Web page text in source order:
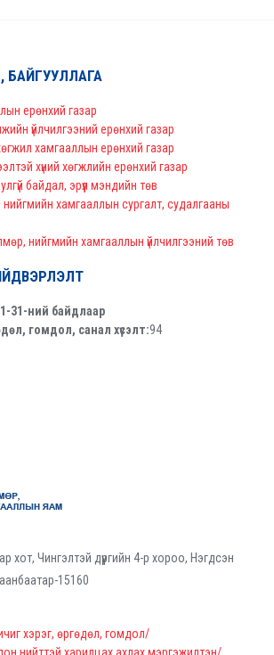
БАЙГУУЛЛАГА
ерөнхий газар
үйлчилгээний ерөнхий газар
хөгжил хамгааллын ерөнхий газар
хүний хөгжлийн ерөнхий газар
байдал, эрүүл мэндийн төв
нийгмийн хамгааллын сургалт, судалгааны
нийгмийн хамгааллын үйлчилгээний төв
31-ний байдлаар
гомдол, санал хүсэлт:94
хот, Чингэлтэй дүүргийн 4-р хороо, Нэгдсэн
15160
хэрэг, өргөдөл, гомдол/
нийттэй харилцах ахлах мэргэжилтэн/